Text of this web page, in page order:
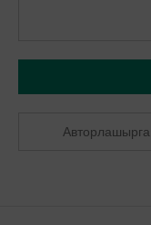
Авторлашырга